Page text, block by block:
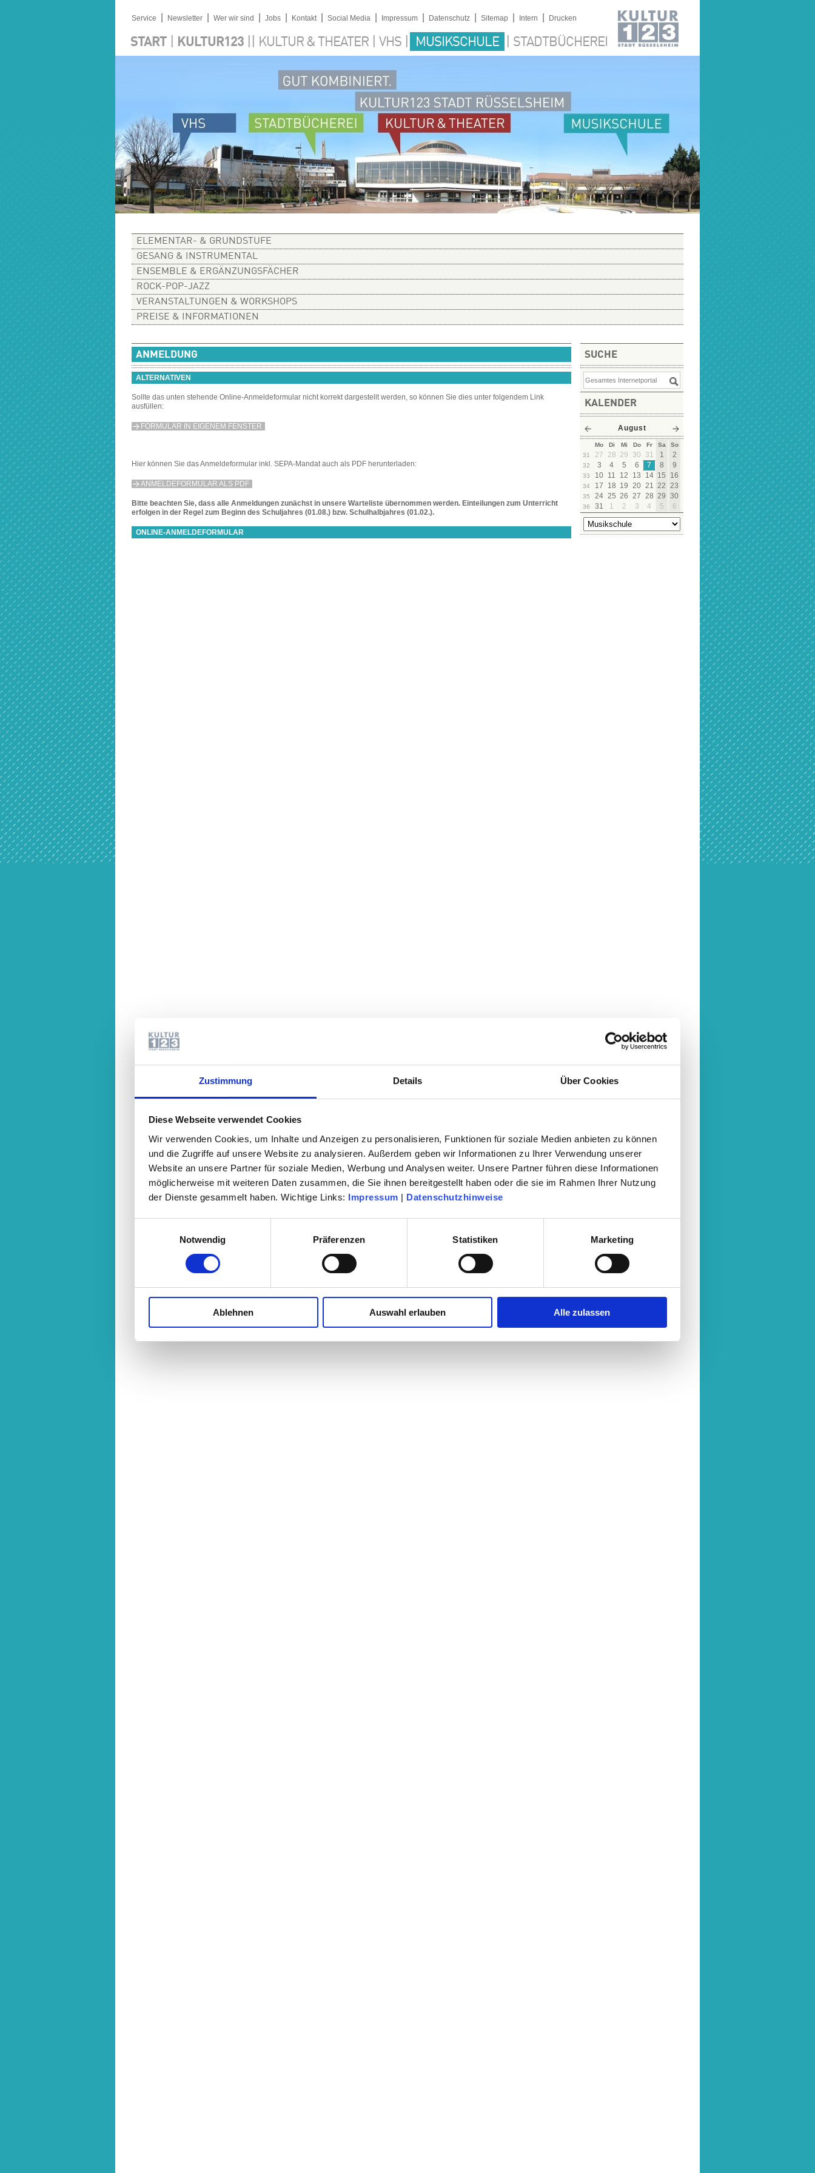
Zustimmung Details Über Cookies
Diese Webseite verwendet Cookies
Wir verwenden Cookies, um Inhalte und Anzeigen zu personalisieren, Funktionen für soziale Medien anbieten zu können
und die Zugriffe auf unsere Website zu analysieren. Außerdem geben wir Informationen zu Ihrer Verwendung unserer
Website an unsere Partner für soziale Medien, Werbung und Analysen weiter. Unsere Partner führen diese Informationen
möglicherweise mit weiteren Daten zusammen, die Sie ihnen bereitgestellt haben oder die sie im Rahmen Ihrer Nutzung
der Dienste gesammelt haben. Wichtige Links: Impressum | Datenschutzhinweise
Notwendig
Präferenzen Statistiken Marketing
Ablehnen Auswahl erlauben Alle zulassen
Service Newsletter Wer wir sind Jobs Kontakt Social Media Impressum Datenschutz Sitemap Intern Drucken
START KULTUR123 KULTUR & THEATER VHS MUSIKSCHULE STADTBÜCHEREI
ELEMENTAR- & GRUNDSTUFE
GESANG & INSTRUMENTAL
ENSEMBLE & ERGÄNZUNGSFÄCHER
ROCK-POP-JAZZ
VERANSTALTUNGEN & WORKSHOPS
PREISE & INFORMATIONEN
SUCHE
KALENDER
August
Mo Di Mi Do Fr Sa
So
31
27 28 29 30 31 1 2
32 3 4 5 6 7 8 9
33 10 11 12 13 14 15 16
34 17 18 19 20 21 22 23
35 24 25 26 27 28 29 30
36 31 1 2 3 4 5 6
ANMELDUNG
ALTERNATIVEN
Sollte das unten stehende Online-Anmeldeformular nicht korrekt dargestellt werden, so können Sie dies unter folgendem Link
ausfüllen:
FORMULAR IN EIGENEM FENSTER
Hier können Sie das Anmeldeformular inkl. SEPA-Mandat auch als PDF herunterladen:
ANMELDEFORMULAR ALS PDF
Bitte beachten Sie, dass alle Anmeldungen zunächst in unsere Warteliste übernommen werden. Einteilungen zum Unterricht
erfolgen in der Regel zum Beginn des Schuljahres (01.08.) bzw. Schulhalbjahres (01.02.).
ONLINE-ANMELDEFORMULAR